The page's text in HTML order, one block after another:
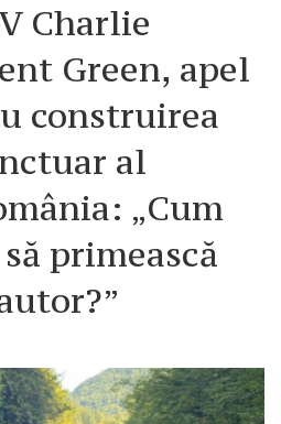
Charlie
Green, apel
construirea
al
„Cum
primească